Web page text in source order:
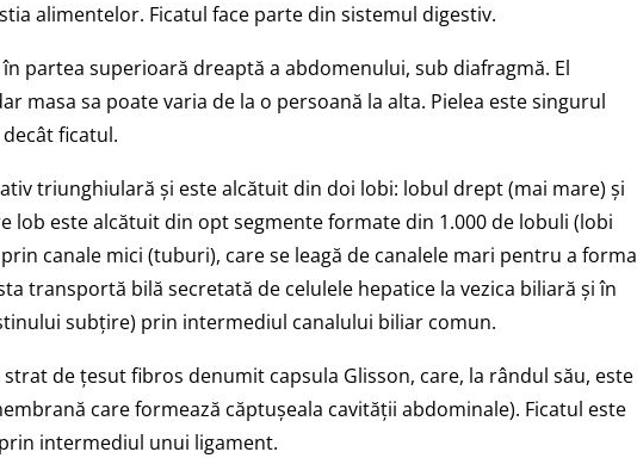
alimentelor. Ficatul face parte din sistemul digestiv.
partea superioară dreaptă a abdomenului, sub diafragmă. El
masa sa poate varia de la o persoană la alta. Pielea este singurul
ficatul.
triunghiulară și este alcătuit din doi lobi: lobul drept (mai mare) și
lob este alcătuit din opt segmente formate din 1.000 de lobuli (lobi
canale mici (tuburi), care se leagă de canalele mari pentru a forma
transportă bilă secretată de celulele hepatice la vezica biliară și în
subțire) prin intermediul canalului biliar comun.
de țesut fibros denumit capsula Glisson, care, la rândul său, este
care formează căptușeala cavității abdominale). Ficatul este
intermediul unui ligament.